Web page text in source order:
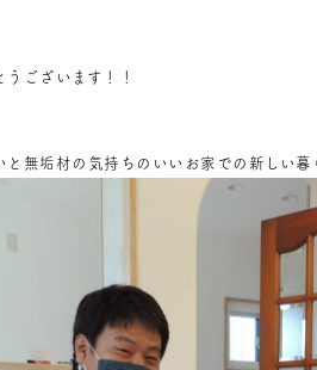
ございます！！
と無垢材の気持ちのいいお家での新しい